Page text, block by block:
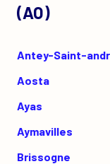
(AO)
Antey-Saint-
Aosta
Ayas
Aymavilles
Brissogne